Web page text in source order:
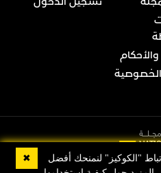
✖
"الكوكيز" لنمنحك أفضل